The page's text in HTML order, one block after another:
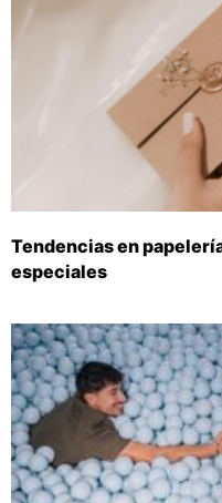
Tendencias en
especiales